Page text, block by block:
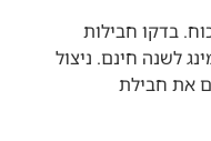
בדקו חבילות
לשנה חינם. ניצול
את חבילת